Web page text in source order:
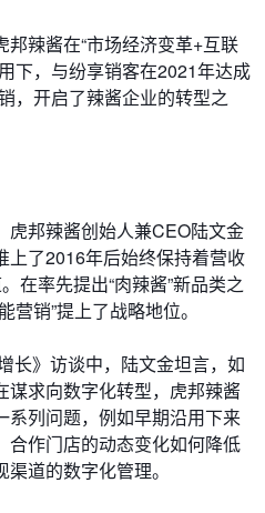
辣酱在“市场经济变革+互联
下，与纷享销客在2021年达成
，开启了辣酱企业的转型之
虎邦辣酱创始人兼CEO陆文金
上了2016年后始终保持着营收
在率先提出“肉辣酱”新品类之
营销”提上了战略地位。
长》访谈中，陆文金坦言，如
求向数字化转型，虎邦辣酱
系列问题，例如早期沿用下来
合作门店的动态变化如何降低
道的数字化管理。